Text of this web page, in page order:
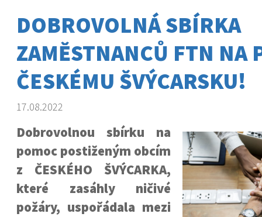
DOBROVOLNÁ SBÍRKA
ZAMĚSTNANCŮ FTN NA
ČESKÉMU ŠVÝCARSKU!
17.08.2022
Dobrovolnou sbírku na
pomoc postiženým obcím
z ČESKÉHO ŠVÝCARKA,
které zasáhly ničivé
požáry, uspořádala mezi